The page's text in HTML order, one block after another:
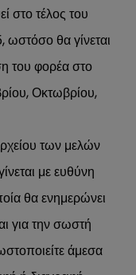
στο τέλος του
ωστόσο θα γίνεται
του φορέα στο
Οκτωβρίου,
των μελών
με ευθύνη
θα ενημερώνει
για την σωστή
άμεσα